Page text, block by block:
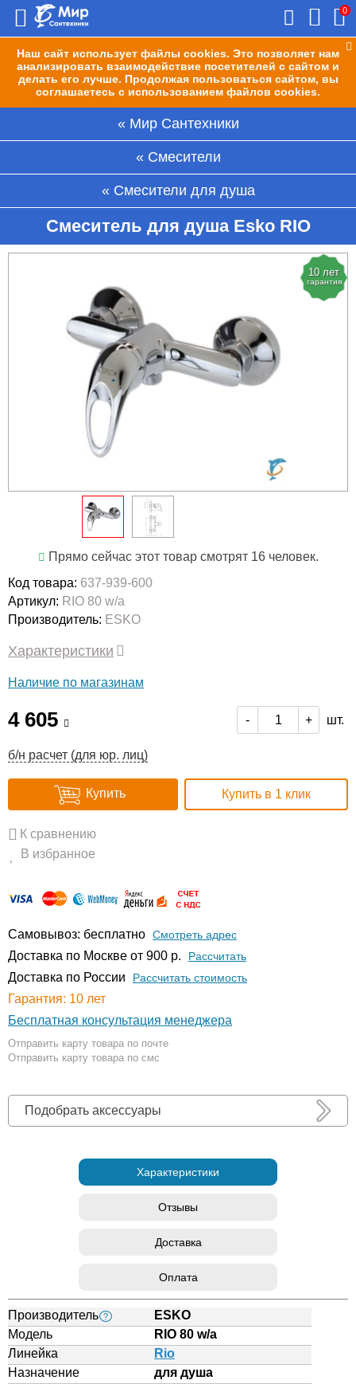
Наш сайт использует файлы cookies. Это позволяет нам
анализировать взаимодействие посетителей с сайтом и
делать его лучше. Продолжая пользоваться сайтом, вы
соглашаетесь с использованием файлов cookies.
0
Мир Сантехники
Смесители
Смесители для душа
Смеситель для душа Esko RIO
10 лет
гарантия
Прямо сейчас этот товар смотрят 16 человек.
Код товара: 637-939-600
Артикул: RIO 80 w/a
Производитель: ESKO
Характеристики
Наличие по магазинам
4 605 - + шт.
б/н расчет (для юр. лиц)
Купить Купить в 1 клик
К сравнению
В избранное
Самовывоз: бесплатно Смотреть адрес
Доставка по Москве от 900 р. Расcчитать
Доставка по России Рассчитать стоимость
Гарантия: 10 лет
Бесплатная консультация менеджера
Отправить карту товара по почте
Отправить карту товара по смс
Подобрать аксессуары
Характеристики
Отзывы
Доставка
Оплата
Производитель ?
ESKO
Модель
RIO 80 w/a
Линейка
Rio
Назначение
для душа